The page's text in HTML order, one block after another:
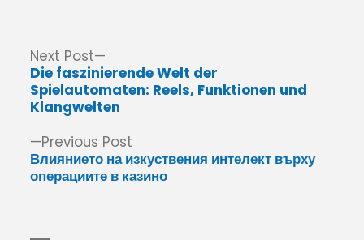
Post
navigation
Previous Post
post:
Влиянието на изкуствения интелект върху
операциите в казино
Next Post
post:
Die faszinierende Welt der
Spielautomaten: Reels, Funktionen und
Klangwelten